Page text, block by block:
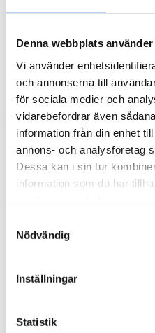
Denna webbplats
Vi använder
och annonserna till
för sociala medier och
vidarebefordrar även
information från din enhet
annons- och analysföretag
Dessa kan i sin tur
information som du har
Nödvändig
Inställningar
Statistik
What are you looking for?